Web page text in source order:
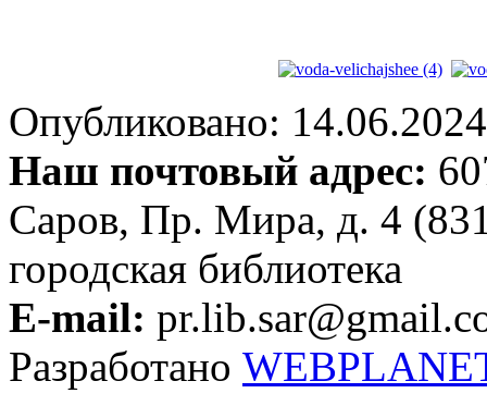
Опубликовано:
Наш почтовый адрес:
Саров, Пр. Мира, д. 4
городская библиотека
E-mail:
Разработано